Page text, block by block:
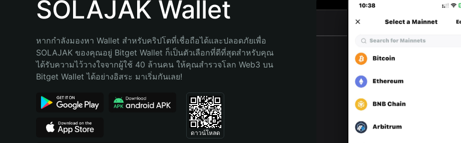
Bahasa Indonesia
Português (Brasil)
SOLAJAK Wallet
หากกำลังมองหา Wallet สำหรับคริปโตที่เชื่อถือได้และปลอดภัยเพื่อ
SOLAJAK ของคุณอยู่ Bitget Wallet ก็เป็นตัวเลือกที่ดีที่สุดสำหรับคุณ
ได้รับความไว้วางใจจากผู้ใช้ 40 ล้านคน ให้คุณสำรวจโลก Web3 บน
Bitget Wallet ได้อย่างอิสระ มาเริ่มกันเลย!
ดาวน์โหลด